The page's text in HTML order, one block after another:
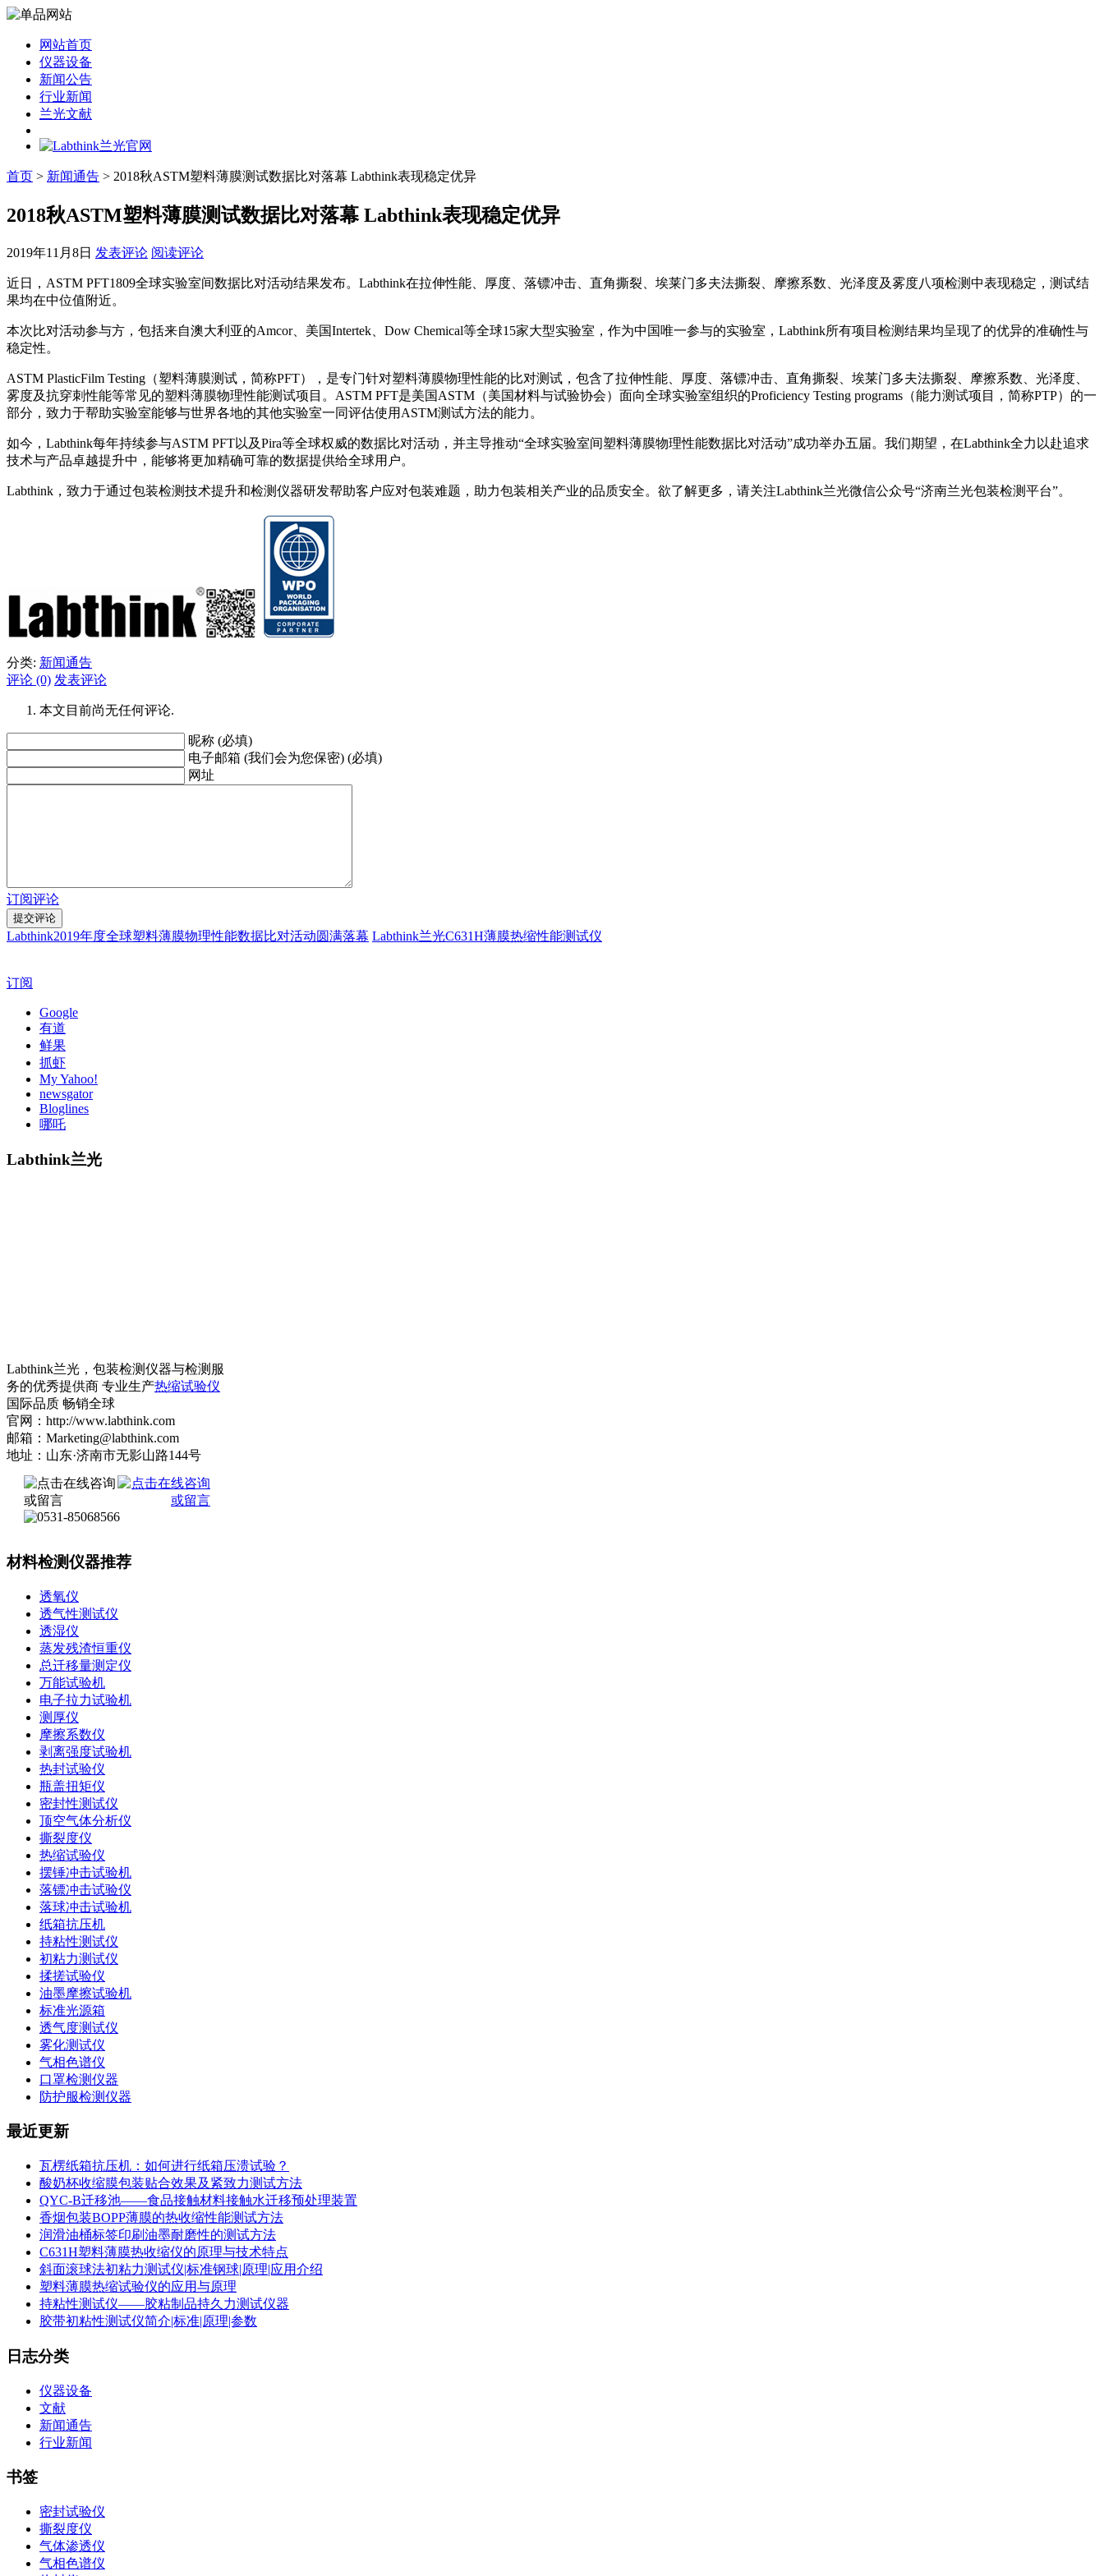
网站首页
仪器设备
新闻公告
行业新闻
兰光文献
首页 > 新闻通告 > 2018秋ASTM塑料薄膜测试数据比对落幕 Labthink表现稳定优异
2018秋ASTM塑料薄膜测试数据比对落幕 Labthink表现稳定优异
2019年11月8日 发表评论 阅读评论
近日，ASTM PFT1809全球实验室间数据比对活动结果发布。Labthink在拉伸性能、厚度、落镖冲击、直角撕裂、埃莱门多夫法撕裂、摩擦系数、光泽度及雾度八项检测中表现稳定，测试结
果均在中位值附近。
本次比对活动参与方，包括来自澳大利亚的Amcor、美国Intertek、Dow Chemical等全球15家大型实验室，作为中国唯一参与的实验室，Labthink所有项目检测结果均呈现了的优异的准确性与
稳定性。
ASTM PlasticFilm Testing（塑料薄膜测试，简称PFT），是专门针对塑料薄膜物理性能的比对测试，包含了拉伸性能、厚度、落镖冲击、直角撕裂、埃莱门多夫法撕裂、摩擦系数、光泽度、
雾度及抗穿刺性能等常见的塑料薄膜物理性能测试项目。ASTM PFT是美国ASTM（美国材料与试验协会）面向全球实验室组织的Proficiency Testing programs（能力测试项目，简称PTP）的一
部分，致力于帮助实验室能够与世界各地的其他实验室一同评估使用ASTM测试方法的能力。
如今，Labthink每年持续参与ASTM PFT以及Pira等全球权威的数据比对活动，并主导推动“全球实验室间塑料薄膜物理性能数据比对活动”成功举办五届。我们期望，在Labthink全力以赴追求
技术与产品卓越提升中，能够将更加精确可靠的数据提供给全球用户。
Labthink，致力于通过包装检测技术提升和检测仪器研发帮助客户应对包装难题，助力包装相关产业的品质安全。欲了解更多，请关注Labthink兰光微信公众号“济南兰光包装检测平台”。
分类: 新闻通告
评论 (0) 发表评论
本文目前尚无任何评论.
昵称 (必填)
电子邮箱 (我们会为您保密) (必填)
网址
订阅评论
Labthink2019年度全球塑料薄膜物理性能数据比对活动圆满落幕 Labthink兰光C631H薄膜热缩性能测试仪
订阅
Google
有道
鲜果
抓虾
My Yahoo!
newsgator
Bloglines
哪吒
Labthink兰光
Labthink兰光，包装检测仪器与检测服
务的优秀提供商 专业生产热缩试验仪
国际品质 畅销全球
官网：http://www.labthink.com
邮箱：Marketing@labthink.com
地址：山东·济南市无影山路144号
材料检测仪器推荐
透氧仪
透气性测试仪
透湿仪
蒸发残渣恒重仪
总迁移量测定仪
万能试验机
电子拉力试验机
测厚仪
摩擦系数仪
剥离强度试验机
热封试验仪
瓶盖扭矩仪
密封性测试仪
顶空气体分析仪
撕裂度仪
热缩试验仪
摆锤冲击试验机
落镖冲击试验仪
落球冲击试验机
纸箱抗压机
持粘性测试仪
初粘力测试仪
揉搓试验仪
油墨摩擦试验机
标准光源箱
透气度测试仪
雾化测试仪
气相色谱仪
口罩检测仪器
防护服检测仪器
最近更新
瓦楞纸箱抗压机：如何进行纸箱压溃试验？
酸奶杯收缩膜包装贴合效果及紧致力测试方法
QYC-B迁移池——食品接触材料接触水迁移预处理装置
香烟包装BOPP薄膜的热收缩性能测试方法
润滑油桶标签印刷油墨耐磨性的测试方法
C631H塑料薄膜热收缩仪的原理与技术特点
斜面滚球法初粘力测试仪|标准钢球|原理|应用介绍
塑料薄膜热缩试验仪的应用与原理
持粘性测试仪——胶粘制品持久力测试仪器
胶带初粘性测试仪简介|标准|原理|参数
日志分类
仪器设备
文献
新闻通告
行业新闻
书签
密封试验仪
撕裂度仪
气体渗透仪
气相色谱仪